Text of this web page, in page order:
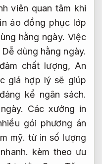
viên quan tâm khi
áo đồng phục lớp
hằng ngày. Việc
Dễ dùng hằng ngày.
chất lượng, An
giá hợp lý sẽ giúp
kể ngân sách.
Các xưởng in
gói phương án
mỹ. từ in số lượng
kèm theo ưu